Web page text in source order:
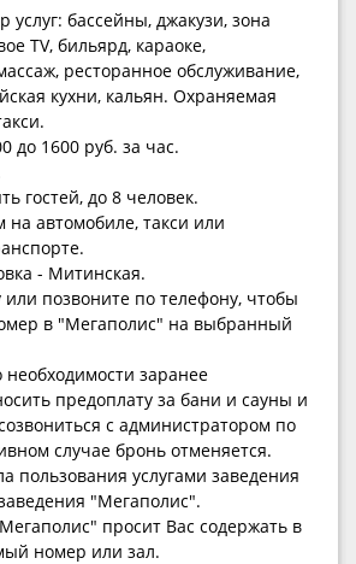
услуг: бассейны, джакузи, зона
TV, бильярд, караоке,
ресторанное обслуживание,
кухни, кальян. Охраняемая
до 1600 руб. за час.
гостей, до 8 человек.
автомобиле, такси или
- Митинская.
или позвоните по телефону, чтобы
в "Мегаполис" на выбранный
заранее
предоплату за бани и сауны и
с администратором по
случае бронь отменяется.
пользования услугами заведения
"Мегаполис".
просит Вас содержать в
номер или зал.